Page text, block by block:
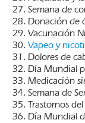
Semana de
Donación de
Vacunación
Vapeo y
Dolores de
Día Mundial
Medicación
Semana de
Trastornos
Día Mundial